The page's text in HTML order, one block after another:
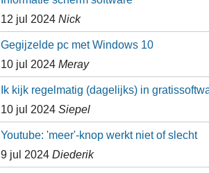
12 jul 2024 Nick
Gegijzelde pc met Windows 10
10 jul 2024 Meray
Ik kijk regelmatig (dagelijks) in
10 jul 2024 Siepel
Youtube: 'meer'-knop werkt niet of slecht
9 jul 2024 Diederik